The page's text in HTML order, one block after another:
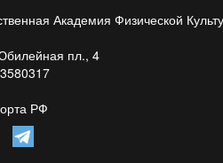
Академия Физической
пл., 4
РФ